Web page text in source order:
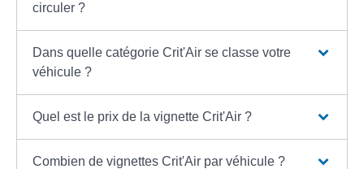
circuler ?
Dans quelle catégorie Crit'Air se classe votre
véhicule ?
Quel est le prix de la vignette Crit'Air ?
Combien de vignettes Crit'Air par véhicule ?